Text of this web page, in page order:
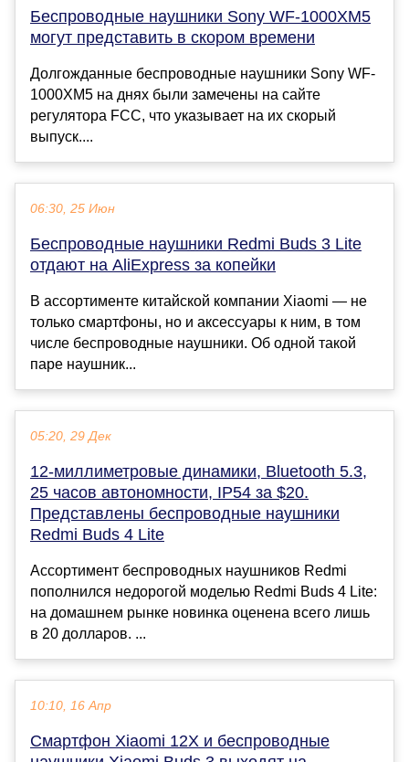
Беспроводные наушники Sony WF-1000XM5
могут представить в скором времени
Долгожданные беспроводные наушники Sony WF-
1000XM5 на днях были замечены на сайте
регулятора FCC, что указывает на их скорый
выпуск....
06:30, 25 Июн
Беспроводные наушники Redmi Buds 3 Lite
отдают на AliExpress за копейки
В ассортименте китайской компании Xiaomi — не
только смартфоны, но и аксессуары к ним, в том
числе беспроводные наушники. Об одной такой
паре наушник...
05:20, 29 Дек
12-миллиметровые динамики, Bluetooth 5.3,
25 часов автономности, IP54 за $20.
Представлены беспроводные наушники
Redmi Buds 4 Lite
Ассортимент беспроводных наушников Redmi
пополнился недорогой моделью Redmi Buds 4 Lite:
на домашнем рынке новинка оценена всего лишь
в 20 долларов. ...
10:10, 16 Апр
Смартфон Xiaomi 12X и беспроводные